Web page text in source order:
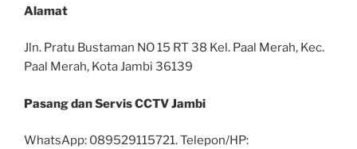
Alamat
Jln. Pratu Bustaman NO 15 RT 38 Kel. Paal Merah, Kec.
Paal Merah, Kota Jambi 36139
Pasang dan Servis CCTV Jambi
WhatsApp: 089529115721. Telepon/HP: